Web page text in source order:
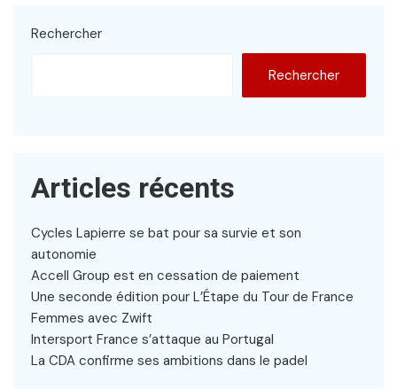
Rechercher
Rechercher
Articles récents
Cycles Lapierre se bat pour sa survie et son
autonomie
Accell Group est en cessation de paiement
Une seconde édition pour L’Étape du Tour de France
Femmes avec Zwift
Intersport France s’attaque au Portugal
La CDA confirme ses ambitions dans le padel